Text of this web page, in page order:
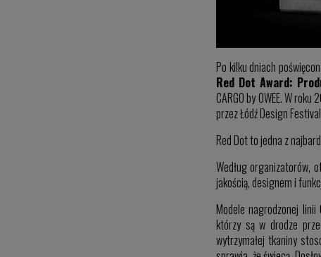
Po kilku dniach
Red Dot Award:
CARGO by OWEE. W roku
przez Łódź Design
Red Dot to jedna z
Według organizatorów,
jakością, designem i
Modele nagrodzonej linii
którzy są w drodze
wytrzymałej tkaniny